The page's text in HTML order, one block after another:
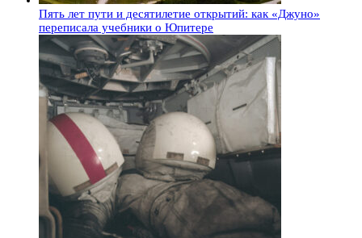
Пять лет пути и десятилетие открытий: как «Джуно»
переписала учебники о Юпитере